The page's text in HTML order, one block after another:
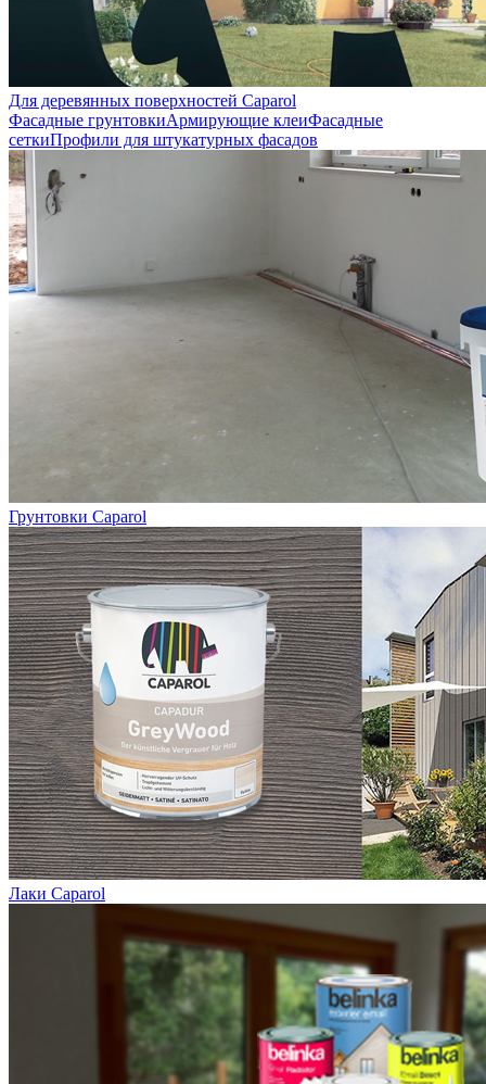
Для деревянных поверхностей Caparol
Фасадные грунтовкиАрмирующие клеиФасадные
сеткиПрофили для штукатурных фасадов
Грунтовки Caparol
Лаки Caparol